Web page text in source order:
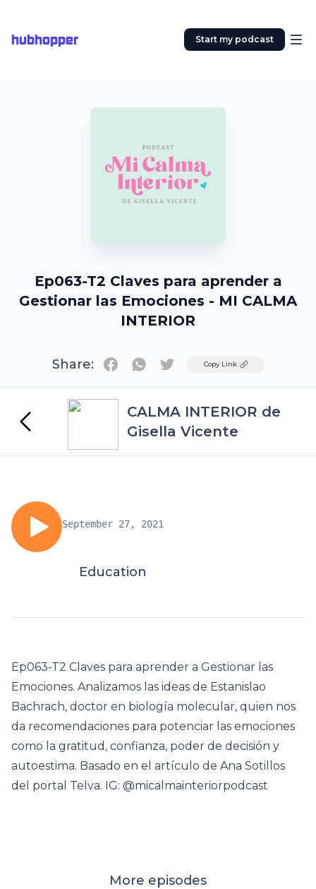
hubhopper Start my podcast
Ep063-T2 Claves para aprender a
Gestionar las Emociones - MI CALMA
INTERIOR
Share: TwitterCopy Link
CALMA INTERIOR de
Gisella Vicente
September 27, 2021
Education
Ep063-T2 Claves para aprender a Gestionar las
Emociones. Analizamos las ideas de Estanislao
Bachrach, doctor en biología molecular, quien nos
da recomendaciones para potenciar las emociones
como la gratitud, confianza, poder de decisión y
autoestima. Basado en el artículo de Ana Sotillos
del portal Telva. IG: @micalmainteriorpodcast
More episodes